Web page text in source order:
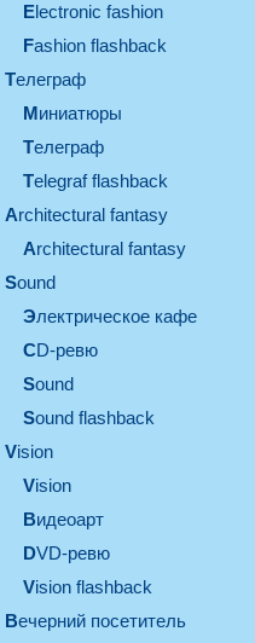
electronic fashion
Fashion flashback
телеграф
миниатюры
телеграф
Telegraf flashback
architectural fantasy
architectural fantasy
sound
электрическое кафе
CD-ревю
sound
Sound flashback
vision
vision
видеоарт
DVD-ревю
Vision flashback
вечерний посетитель